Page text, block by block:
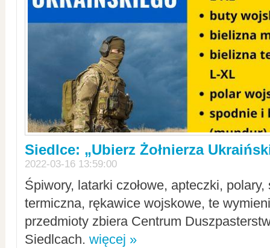
Siedlce: „Ubierz Żołnierza
2022-03-16 13:59:00
Śpiwory, latarki czołowe, apteczki,
termiczna, rękawice wojskowe, te
przedmioty zbiera Centrum
Siedlcach. więcej »